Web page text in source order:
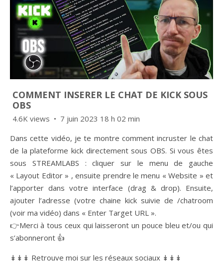
COMMENT INSERER LE CHAT DE KICK SOUS
OBS
4.6K views
7 juin 2023 18 h 02 min
Dans cette vidéo, je te montre comment incruster le chat
de la plateforme kick directement sous OBS. Si vous êtes
sous STREAMLABS : cliquer sur le menu de gauche
« Layout Editor » , ensuite prendre le menu « Website » et
l’apporter dans votre interface (drag & drop). Ensuite,
ajouter l’adresse (votre chaine kick suivie de /chatroom
(voir ma vidéo) dans « Enter Target URL ».
👉Merci à tous ceux qui laisseront un pouce bleu et/ou qui
s’abonneront 👍
↡↡↡ Retrouve moi sur les réseaux sociaux ↡↡↡